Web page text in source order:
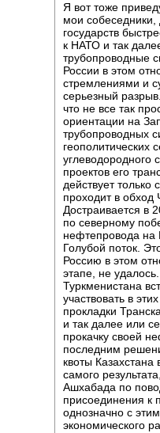
Я вот тоже
мои собеседники,
государств
к НАТО и так
трубопроводные
России в этом
стремлениями и
серьезный
что не все так
ориентации на
трубопроводных
геополитических
углеводородного
проектов его
действует только
проходит в обход
Достраивается в
по северному
нефтепровода на
Голубой поток.
Россию в этом
этапе, не
Туркменистана
участвовать в
прокладки
и так далее или
прокачку своей
последним
квоты
самого
Ашхабада по
присоединения к
однозначно с
экономического